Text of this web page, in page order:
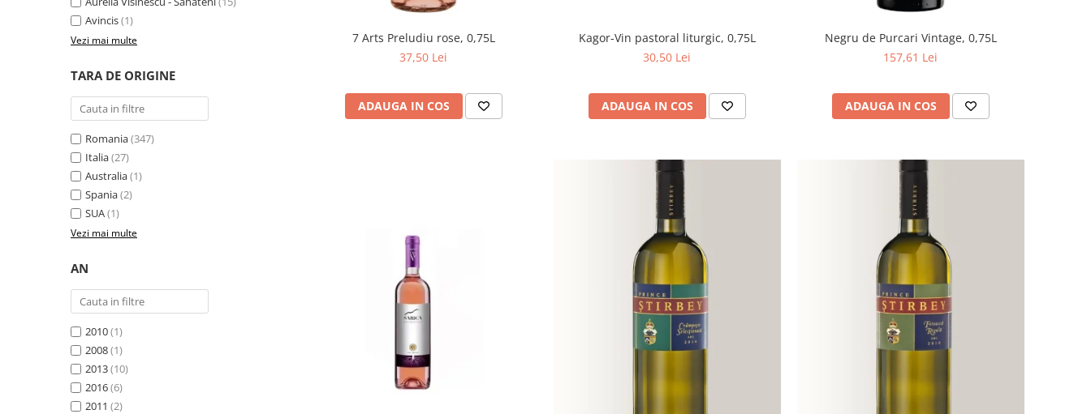
Avincis(1)
Vezi mai multe
TARA DE ORIGINE
Romania(347)
Italia(27)
Australia(1)
Spania(2)
SUA(1)
Vezi mai multe
AN
2010(1)
2008(1)
2013(10)
2016(6)
2011 (2)
7 Arts Preludiu rose, 0,75L
37,50 Lei
ADAUGA IN COS
Kagor-Vin pastoral liturgic, 0,75L
30,50 Lei
ADAUGA IN COS
Negru de Purcari Vintage, 0,75L
157,61 Lei
ADAUGA IN COS